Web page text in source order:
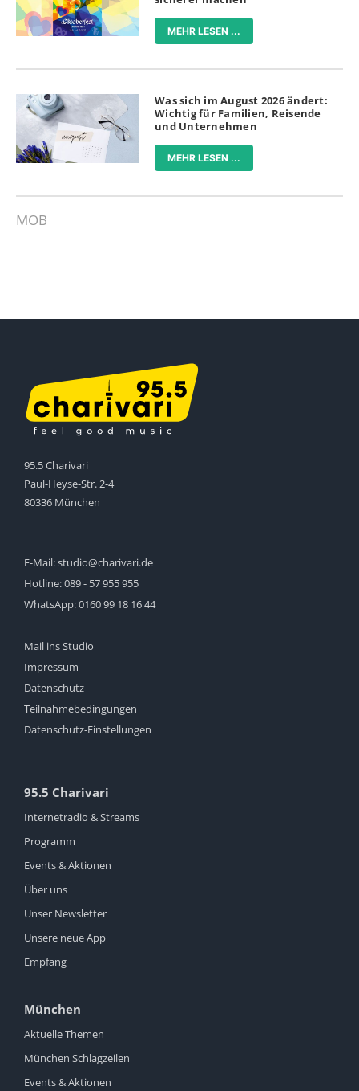
MEHR LESEN ...
Was sich im August 2026 ändert:
Wichtig für Familien, Reisende
und Unternehmen
MEHR LESEN ...
MOB
95.5 Charivari
Paul-Heyse-Str. 2-4
80336 München
E-Mail:studio@charivari.de
Hotline:089 - 57 955 955
WhatsApp:0160 99 18 16 44
Mail ins Studio
Impressum
Datenschutz
Teilnahmebedingungen
Datenschutz-Einstellungen
95.5 Charivari
Internetradio & Streams
Programm
Events & Aktionen
Über uns
Unser Newsletter
Unsere neue App
Empfang
München
Aktuelle Themen
München Schlagzeilen
Events & Aktionen